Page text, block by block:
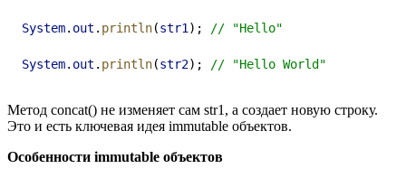
System. out . println(str1 ); // "Hello"
System. out . println(str2); // "Hello World"
Метод concat() не изменяет сам str1, а создает новую строку.
Это и есть ключевая идея immutable объектов.
Особенности immutable объектов